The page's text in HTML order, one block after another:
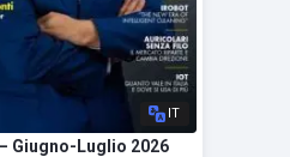
IT
Giugno-Luglio 2026